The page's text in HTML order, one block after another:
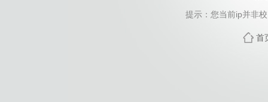
提示：您当前ip并非
首